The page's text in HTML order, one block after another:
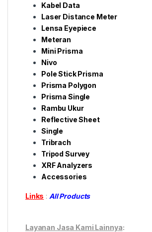
Kabel Data
Laser Distance Meter
Lensa Eyepiece
Meteran
Mini Prisma
Nivo
Pole Stick Prisma
Prisma Polygon
Prisma Single
Rambu Ukur
Reflective Sheet
Single
Tribrach
Tripod Survey
XRF Analyzers
Accessories
Links : All Products
Layanan Jasa Kami Lainnya: